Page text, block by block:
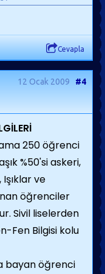
Cevapla
12 Ocak 2009 #4
250 öğrenci
%50'si askeri,
Işıklar ve
öğrenciler
Sivil liselerden
Fen Bilgisi kolu
bayan öğrenci